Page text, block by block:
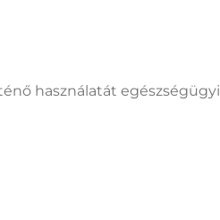
használatát egészségügyi